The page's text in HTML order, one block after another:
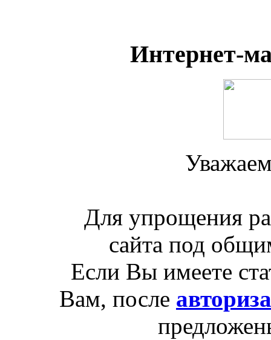
Интернет-
Для упрощения
сайта под
Если Вы имеете
Вам, после